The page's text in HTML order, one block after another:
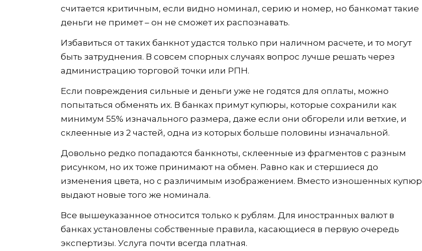
считается критичным, если видно номинал, серию и номер, но банкомат такие
деньги не примет – он не сможет их распознавать.
Избавиться от таких банкнот удастся только при наличном расчете, и то могут
быть затруднения. В совсем спорных случаях вопрос лучше решать через
администрацию торговой точки или РПН.
Если повреждения сильные и деньги уже не годятся для оплаты, можно
попытаться обменять их. В банках примут купюры, которые сохранили как
минимум 55% изначального размера, даже если они обгорели или ветхие, и
склеенные из 2 частей, одна из которых больше половины изначальной.
Довольно редко попадаются банкноты, склеенные из фрагментов с разным
рисунком, но их тоже принимают на обмен. Равно как и стершиеся до
изменения цвета, но с различимым изображением. Вместо изношенных купюр
выдают новые того же номинала.
Все вышеуказанное относится только к рублям. Для иностранных валют в
банках установлены собственные правила, касающиеся в первую очередь
экспертизы. Услуга почти всегда платная.